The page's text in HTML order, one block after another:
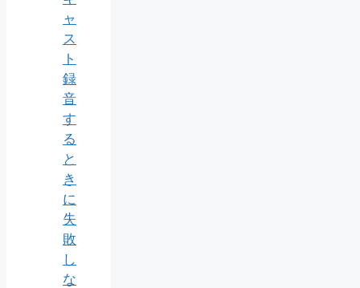
ャ
ス
ト
録
音
す
る
と
き
に
失
敗
し
な